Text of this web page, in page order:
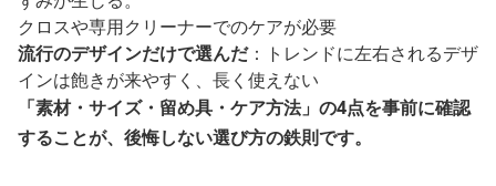
クロスや専用クリーナーでのケアが必要
流行のデザインだけで選んだ：トレンドに左右されるデザ
インは飽きが来やすく、長く使えない
「素材・サイズ・留め具・ケア方法」の4点を事前に確認
することが、後悔しない選び方の鉄則です。